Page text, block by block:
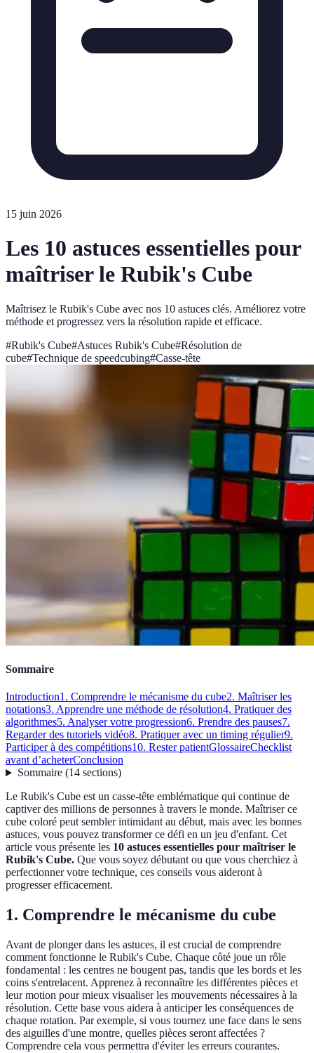
15 juin 2026
Les 10 astuces essentielles pour
maîtriser le Rubik's Cube
Maîtrisez le Rubik's Cube avec nos 10 astuces clés. Améliorez votre
méthode et progressez vers la résolution rapide et efficace.
#Rubik's Cube#Astuces Rubik's Cube#Résolution de
cube#Technique de speedcubing#Casse-tête
Sommaire
Introduction1. Comprendre le mécanisme du cube2. Maîtriser les
notations3. Apprendre une méthode de résolution4. Pratiquer des
algorithmes5. Analyser votre progression6. Prendre des pauses7.
Regarder des tutoriels vidéo8. Pratiquer avec un timing régulier9.
Participer à des compétitions10. Rester patientGlossaireChecklist
avant d’acheterConclusion
Sommaire(14 sections)
Le Rubik's Cube est un casse-tête emblématique qui continue de
captiver des millions de personnes à travers le monde. Maîtriser ce
cube coloré peut sembler intimidant au début, mais avec les bonnes
astuces, vous pouvez transformer ce défi en un jeu d'enfant. Cet
article vous présente les 10 astuces essentielles pour maîtriser le
Rubik's Cube. Que vous soyez débutant ou que vous cherchiez à
perfectionner votre technique, ces conseils vous aideront à
progresser efficacement.
1. Comprendre le mécanisme du cube
Avant de plonger dans les astuces, il est crucial de comprendre
comment fonctionne le Rubik's Cube. Chaque côté joue un rôle
fondamental : les centres ne bougent pas, tandis que les bords et les
coins s'entrelacent. Apprenez à reconnaître les différentes pièces et
leur motion pour mieux visualiser les mouvements nécessaires à la
résolution. Cette base vous aidera à anticiper les conséquences de
chaque rotation. Par exemple, si vous tournez une face dans le sens
des aiguilles d'une montre, quelles pièces seront affectées ?
Comprendre cela vous permettra d'éviter les erreurs courantes.